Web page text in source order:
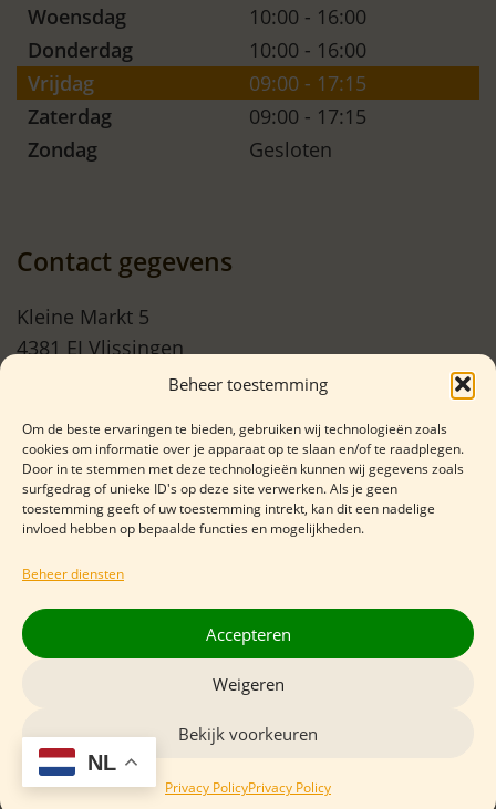
Beheer toestemming
Om de beste ervaringen te bieden, gebruiken wij technologieën zoals
cookies om informatie over je apparaat op te slaan en/of te raadplegen.
Door in te stemmen met deze technologieën kunnen wij gegevens zoals
surfgedrag of unieke ID's op deze site verwerken. Als je geen
toestemming geeft of uw toestemming intrekt, kan dit een nadelige
invloed hebben op bepaalde functies en mogelijkheden.
Beheer diensten
Accepteren
Weigeren
Bekijk voorkeuren
Privacy PolicyPrivacy Policy
Woensdag
10:00 - 16:00
Donderdag
10:00 - 16:00
Vrijdag
09:00 - 17:15
Zaterdag
09:00 - 17:15
Zondag
Gesloten
Contact gegevens
Kleine Markt 5
4381 EJ Vlissingen
info@kaasboerinneke.com
BTW: NL 00304744B12
KVK: 76115542
Rekening nr: NL 21 RBRB 02006556 98
© 2026 Kaasboerinneke - Website doorZeeuwsOnline.nl
NL